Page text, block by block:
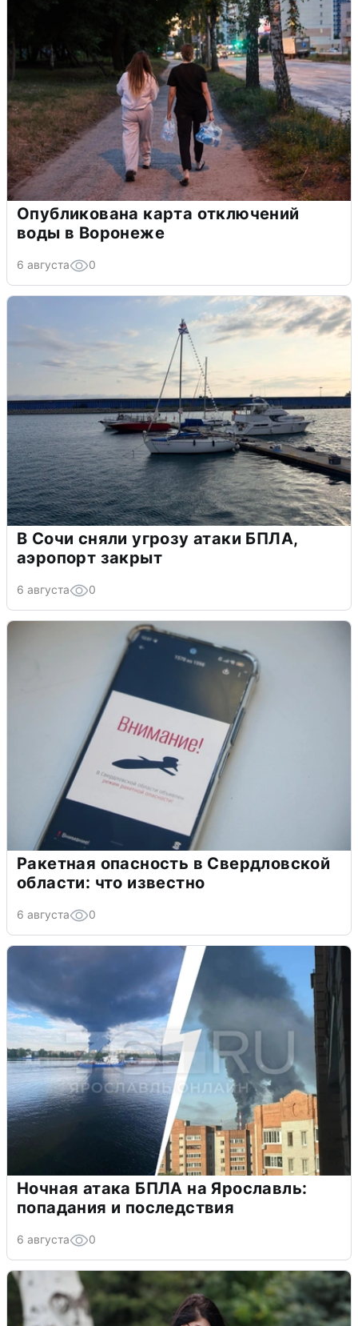
Опубликована карта отключений
воды в Воронеже
6 августа 0
В Сочи сняли угрозу атаки БПЛА,
аэропорт закрыт
6 августа 0
Ракетная опасность в Свердловской
области: что известно
6 августа 0
Ночная атака БПЛА на Ярославль:
попадания и последствия
6 августа 0